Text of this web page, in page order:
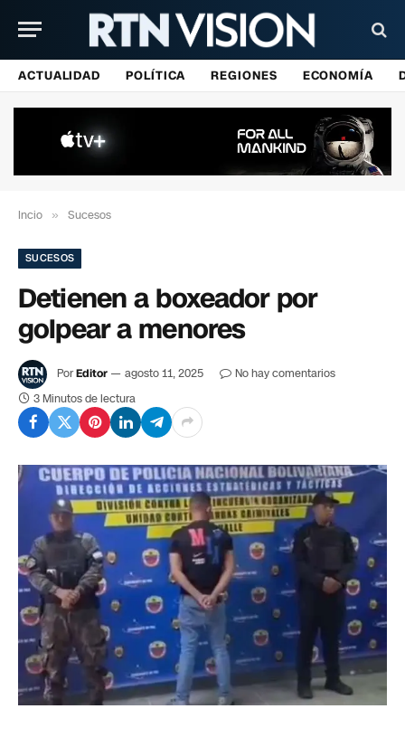
ACTUALIDAD POLÍTICA REGIONES ECONOMÍA
Incio » Sucesos
SUCESOS
Detienen a boxeador por
golpear a menores
PorEditor agosto 11, 2025
No hay comentarios
3 Minutos de lectura